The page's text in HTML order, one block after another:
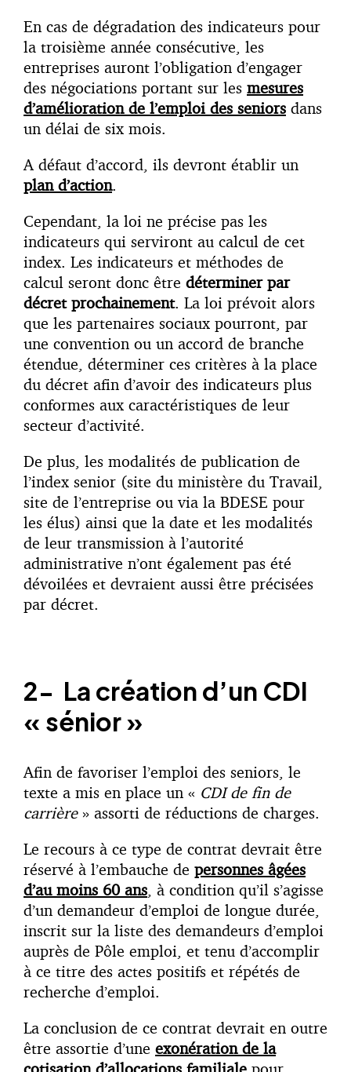
En cas de dégradation des indicateurs pour
la troisième année consécutive, les
entreprises auront l’obligation d’engager
des négociations portant sur les mesures
d’amélioration de l’emploi des seniors dans
un délai de six mois.
A défaut d’accord, ils devront établir un
plan d’action.
Cependant, la loi ne précise pas les
indicateurs qui serviront au calcul de cet
index. Les indicateurs et méthodes de
calcul seront donc être déterminer par
décret prochainement. La loi prévoit alors
que les partenaires sociaux pourront, par
une convention ou un accord de branche
étendue, déterminer ces critères à la place
du décret afin d’avoir des indicateurs plus
conformes aux caractéristiques de leur
secteur d’activité.
De plus, les modalités de publication de
l’index senior (site du ministère du Travail,
site de l’entreprise ou via la BDESE pour
les élus) ainsi que la date et les modalités
de leur transmission à l’autorité
administrative n’ont également pas été
dévoilées et devraient aussi être précisées
par décret.
2- La création d’un CDI
« sénior »
Afin de favoriser l’emploi des seniors, le
texte a mis en place un « CDI de fin de
carrière» assorti de réductions de charges.
Le recours à ce type de contrat devrait être
réservé à l’embauche de personnes âgées
d’au moins 60 ans, à condition qu’il s’agisse
d’un demandeur d’emploi de longue durée,
inscrit sur la liste des demandeurs d’emploi
auprès de Pôle emploi, et tenu d’accomplir
à ce titre des actes positifs et répétés de
recherche d’emploi.
La conclusion de ce contrat devrait en outre
être assortie d’une exonération de la